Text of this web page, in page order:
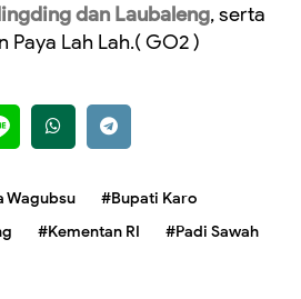
dan Laubaleng, serta
Paya Lah Lah.( GO2 )
Wagubsu
#Bupati Karo
#Kementan RI
#Padi Sawah